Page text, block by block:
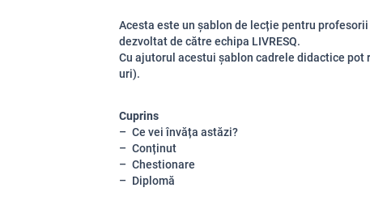
Acesta este un șablon de lecție pentru profesorii
dezvoltat de către echipa LIVRESQ.
Cu ajutorul acestui șablon cadrele didactice pot
uri).
Cuprins
Ce vei învăța astăzi?
Conținut
Chestionare
Diplomă